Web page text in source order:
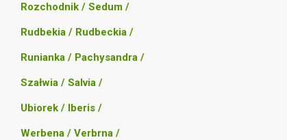
Rozchodnik / Sedum /
Rudbekia / Rudbeckia /
Runianka / Pachysandra /
Szałwia / Salvia /
Ubiorek / Iberis /
Werbena / Verbrna /